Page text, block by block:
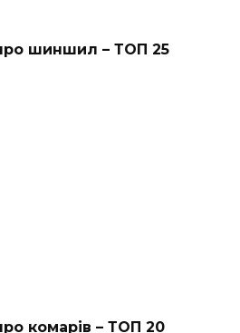
шиншил – ТОП 25
комарів – ТОП 20